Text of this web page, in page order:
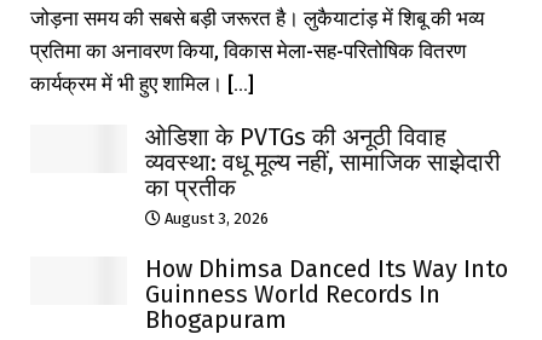
जोड़ना समय की सबसे बड़ी जरूरत है। लुकैयाटांड़ में शिबू की भव्य
प्रतिमा का अनावरण किया, विकास मेला-सह-परितोषिक वितरण
कार्यक्रम में भी हुए शामिल। [...]
ओडिशा के PVTGs की अनूठी विवाह
व्यवस्था: वधू मूल्य नहीं, सामाजिक साझेदारी
का प्रतीक
August 3, 2026
How Dhimsa Danced Its Way Into
Guinness World Records In
Bhogapuram